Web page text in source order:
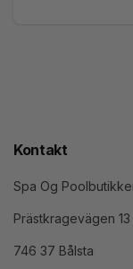
Kontakt
Spa Og
Prästkragevägen 13
746 37 Bålsta